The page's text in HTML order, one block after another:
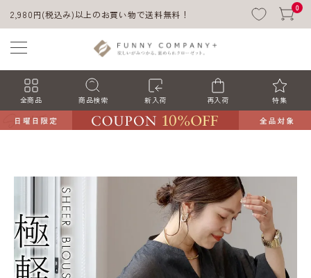
2,980円(税込み)以上のお買い物で送料無料！
0
全商品 商品検索 新入荷 再入荷 特集
ACCOUNT MENU
ようこそ ゲスト 様